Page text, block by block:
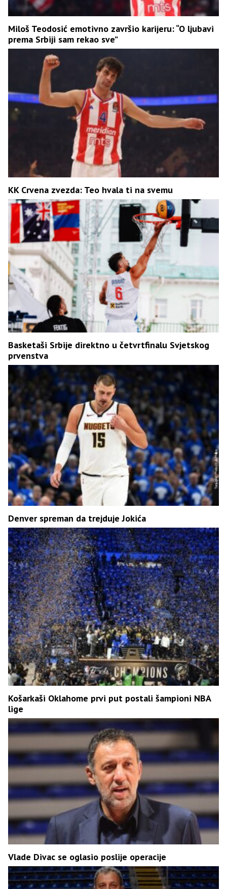
Miloš Teodosić emotivno završio karijeru: “O ljubavi
prema Srbiji sam rekao sve”
KK Crvena zvezda: Teo hvala ti na svemu
Basketaši Srbije direktno u četvrtfinalu Svjetskog
prvenstva
Denver spreman da trejduje Jokića
Košarkaši Oklahome prvi put postali šampioni NBA
lige
Vlade Divac se oglasio poslije operacije